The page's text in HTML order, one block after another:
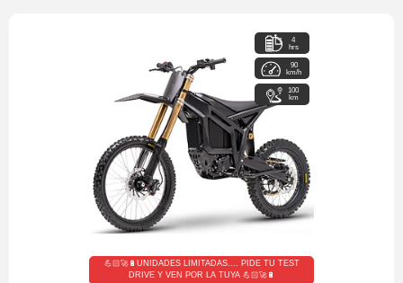
4
hrs
90
km/h
100
km
💪🏻🚀🔋UNIDADES LIMITADAS.... PIDE TU TEST
DRIVE Y VEN POR LA TUYA 💪🏻🚀🔋